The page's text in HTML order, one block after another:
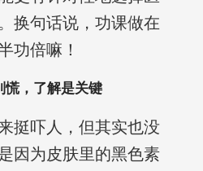
换句话说，功课做在
功倍嘛！
慌，了解是关键
挺吓人，但其实也没
因为皮肤里的黑色素